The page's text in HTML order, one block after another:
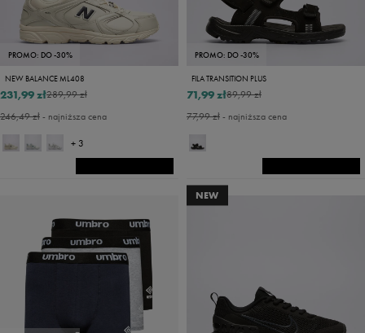
PROMO: DO -30%
NEW BALANCE ML408
289,99 zł
231,99 zł
246,49 zł- najniższa cena
+ 3
PROMO: DO -30%
FILA TRANSITION PLUS
89,99 zł
71,99 zł
77,99 zł- najniższa cena
NEW